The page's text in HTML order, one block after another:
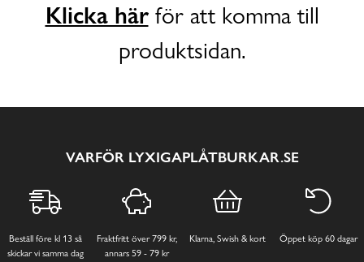
Klicka härför att komma till
produktsidan.
VARFÖR LYXIGAPLÅTBURKAR.SE
Beställ före kl 13 så
skickar vi samma dag
Fraktfritt över 799 kr,
annars 59 - 79 kr
Klarna, Swish & kort Öppet köp 60 dagar